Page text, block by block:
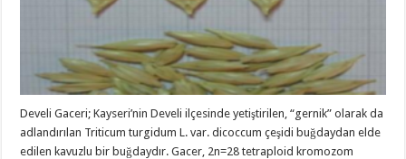
Develi Gaceri; Kayseri’nin Develi ilçesinde yetiştirilen, “gernik” olarak da
adlandırılan Triticum turgidum L. var. dicoccum çeşidi buğdaydan elde
edilen kavuzlu bir buğdaydır. Gacer, 2n=28 tetraploid kromozom